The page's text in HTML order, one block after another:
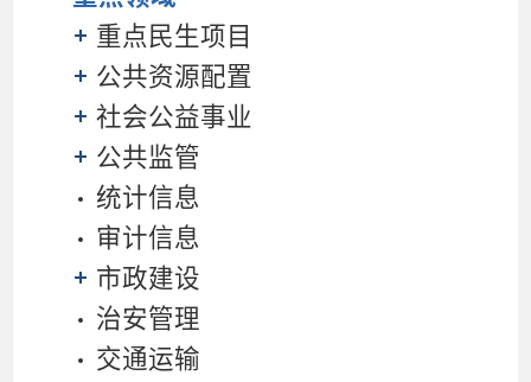
重点民生项目
公共资源配置
社会公益事业
公共监管
统计信息
审计信息
市政建设
治安管理
交通运输